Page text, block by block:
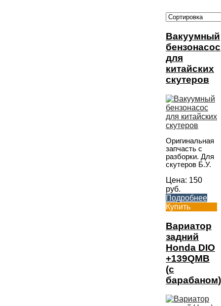
Вакуумный
бензонасос
для
китайских
скутеров
Оригинальная
запчасть с
разборки. Для
скутеров Б.У.
Цена: 150
руб.
Подробнее
Купить
Вариатор
задний
Honda DIO
+139QMB
(с
барабаном)